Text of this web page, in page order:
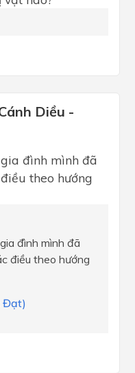
Diều -
đình mình đã
theo hướng
đình mình đã
điều theo hướng
Đạt)